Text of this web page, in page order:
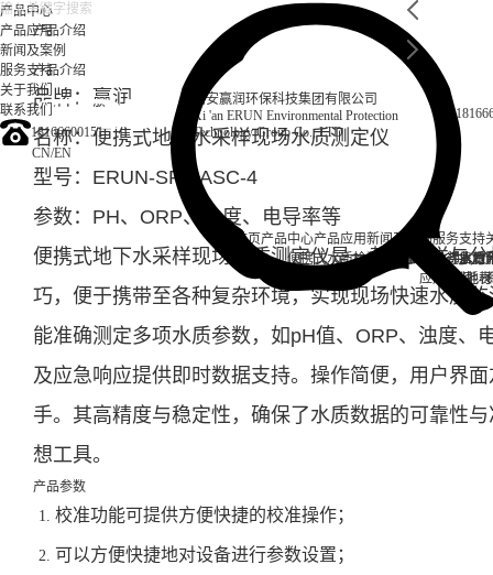
西安赢润环保科技集团有限公司
Xi 'an ERUN Environmental Protection
Technology Group Co., LTD
首页产品中心
便携式水质检测仪
实验室台式水质
试剂耗材
产品应用
循环冷却水饮
地
新闻及案例
企业资讯行业资
应用案例
服务支持
售后
产品中心
产品应用
新闻及案例
服务支持
关于我们
联系我们
18166600151
CN/EN
产品介绍
产品介绍
品牌：赢润
名称：便携式地下水采样现场水质测定仪
型号：ERUN-SP8-ASC-4
参数：PH、ORP、浊度、电导率等
便携式地下水采样现场水质测定仪是一款集采样与
巧，便于携带至各种复杂环境，实现现场快速水质
能准确测定多项水质参数，如pH值、ORP、浊度、
及应急响应提供即时数据支持。操作简便，用户界
手。其高精度与稳定性，确保了水质数据的可靠性
想工具。
产品参数
校准功能可提供方便快捷的校准操作；
可以方便快捷地对设备进行参数设置；